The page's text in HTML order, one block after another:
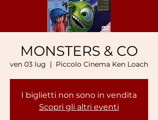
MONSTERS & CO
ven 03 lug
  |
Piccolo Cinema Ken Loach
I biglietti non sono in vendita
Scopri gli altri eventi